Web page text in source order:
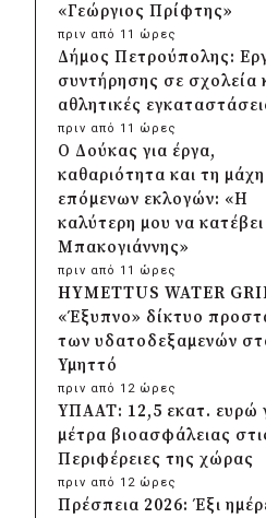
«Γεώργιος Πρίφτης»
πριν από 11 ώρες
Δήμος Πετρούπολης:
συντήρησης σε σχολεία
αθλητικές
πριν από 11 ώρες
Ο Δούκας για έργα,
καθαριότητα και τη
επόμενων εκλογών: «Η
καλύτερη μου να
Μπακογιάννης»
πριν από 11 ώρες
HYMETTUS WATER
«Έξυπνο» δίκτυο
των υδατοδεξαμενών
Υμηττό
πριν από 12 ώρες
ΥΠΑΑΤ: 12,5 εκατ. ευρώ
μέτρα βιοασφάλειας
Περιφέρειες της χώρας
πριν από 12 ώρες
Πρέσπεια 2026: Έξι